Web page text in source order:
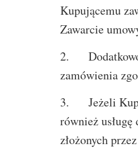
Kupującemu
Zawarcie
2. Dodatkowo,
zamówienia
3. Jeżeli
również
złożonych